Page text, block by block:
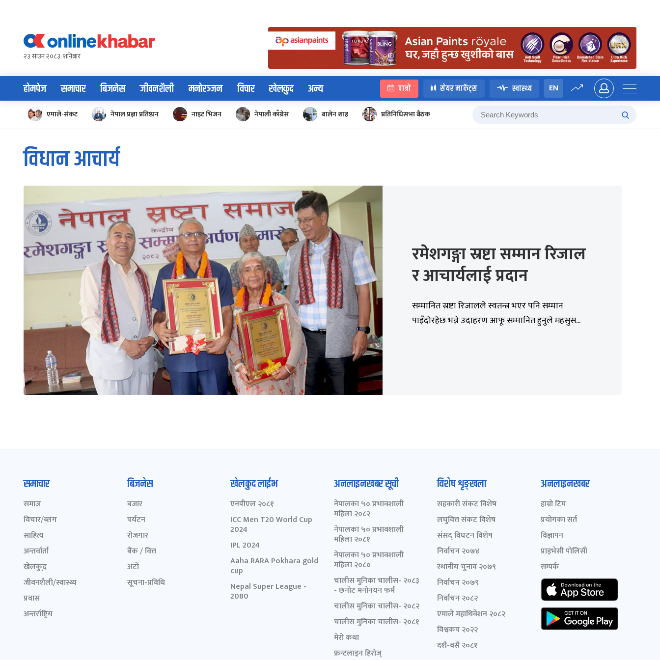
content२३ साउन २०८३, शनिबार
होमपेज समाचार बिजनेस जीवनशैली मनोरञ्जन विचार खेलकुद अन्य पात्रो सेयर मार्केट्स स्वास्थ्य EN
एमाले-संकट नेपाल प्रज्ञा प्रतिष्ठान नाइट भिजन नेपाली काँग्रेस बालेन शाह प्रतिनिधिसभा बैठक
विधान आचार्य
रमेशगङ्गा स्रष्टा सम्मान रिजाल
र आचार्यलाई प्रदान
सम्मानित स्रष्टा रिजालले स्वतन्त्र भएर पनि सम्मान
पाइँदोरहेछ भन्ने उदाहरण आफू सम्मानित हुनुले महसुस...
समाचार
समाज
विचार/ब्लग
साहित्य
अन्तर्वार्ता
खेलकुद़़
जीवनशैली/स्वास्थ्य
प्रवास
अन्तर्राष्ट्रिय
बिजनेस
बजार
पर्यटन
रोजगार
बैंक / वित्त
अटो
सूचना-प्रविधि
खेलकुद लाईभ
एनपीएल २०८१
ICC Men T20 World Cup
2024
IPL 2024
Aaha RARA Pokhara gold
cup
Nepal Super League -
2080
अनलाइनखबर सूची
नेपालका ५० प्रभावशाली
महिला २०८२
नेपालका ५० प्रभावशाली
महिला २०८१
नेपालका ५० प्रभावशाली
महिला २०८०
चालीस मुनिका चालीस- २०८३
- छनोट मनोनयन फर्म
चालीस मुनिका चालीस- २०८२
चालीस मुनिका चालीस- २०८१
मेरो कथा
फ्रन्टलाइन हिरोज्
विशेष शृङ्खला
सहकारी संकट विशेष
लघुवित्त संकट विशेष
संसद् विघटन विशेष
निर्वाचन २०७४
स्थानीय चुनाव २०७९
निर्वाचन २०७९
निर्वाचन २०८२
एमाले महाधिवेशन २०८२
विश्वकप २०२२
दशैं-बसैं २०८१
अनलाइनखबर
हाम्रो टिम
प्रयोगका सर्त
विज्ञापन
प्राइभेसी पोलिसी
सम्पर्क